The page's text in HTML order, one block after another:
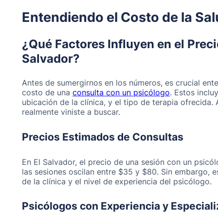
Entendiendo el Costo de la
¿Qué Factores Influyen en el
Salvador?
Antes de sumergirnos en los números, es crucial
costo de una consulta con un psicólogo. Estos
ubicación de la clínica, y el tipo de terapia ofrecida.
realmente viniste a buscar.
Precios Estimados de Consultas
En El Salvador, el precio de una sesión con un
las sesiones oscilan entre $35 y $80. Sin embargo,
de la clínica y el nivel de experiencia del psicólogo.
Psicólogos con Experiencia y